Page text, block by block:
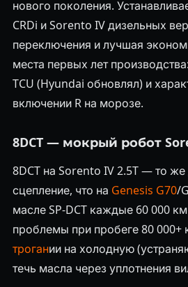
нового поколения.
CRDi и Sorento IV дизельных
переключения и лучшая
места первых лет
TCU (Hyundai обновлял) и
включении R на морозе.
8DCT — мокрый робот
8DCT на Sorento IV 2.5T — то
сцепление, что на Genesis G70/
масле SP-DCT каждые 60 000
проблемы при пробеге 80 000+
трогании на холодную
течь масла через уплотнения